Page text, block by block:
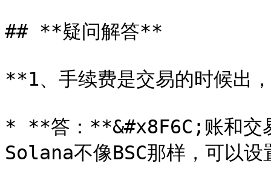
## **疑问解答**
**1、手续费是交易的时候出
* **答：**&#x8F6C;账和交
Solana不像BSC那样，可以设